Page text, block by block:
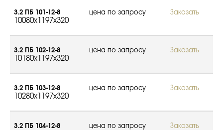
3.2 ПБ 101-12-8
10080x1197x320
цена по запросу Заказать
3.2 ПБ 102-12-8
10180x1197x320
цена по запросу Заказать
3.2 ПБ 103-12-8
10280x1197x320
цена по запросу Заказать
3.2 ПБ 104-12-8 цена по запросу Заказать